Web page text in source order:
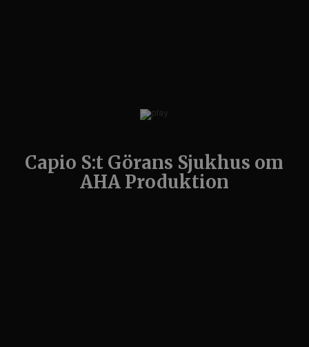
Capio S:t Görans Sjukhus om
AHA Produktion